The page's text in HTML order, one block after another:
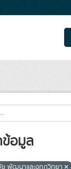
อมูล
ย พัฒนาและอุทกวิทยา